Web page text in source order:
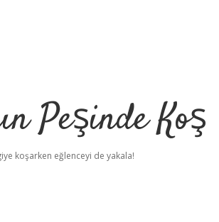
Peşinde Koş
koşarken eğlenceyi de yakala!